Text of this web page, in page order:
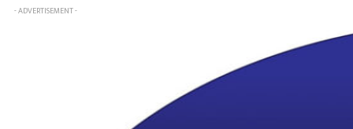
- ADVERTISEMENT -